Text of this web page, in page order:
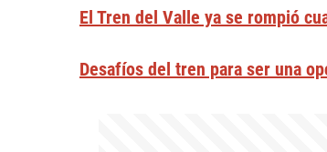
El Tren del Valle ya se rompió
Desafíos del tren para ser una